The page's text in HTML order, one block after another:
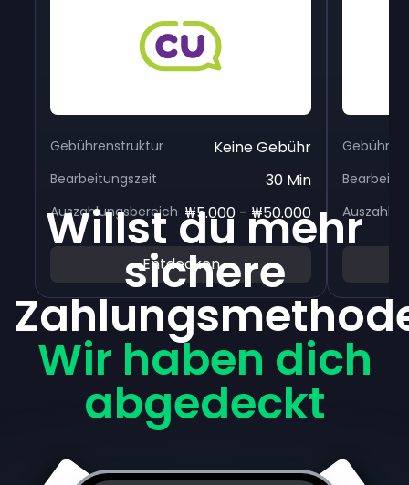
Gebührenstruktur Keine Gebühr
Bearbeitungszeit 30 Min
Auszahlungsbereich ₩5.000 - ₩50.000
Entdecken
Willst du mehr
sichere
Wir haben dich
abgedeckt